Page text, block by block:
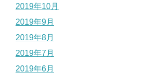
2019年10月
2019年9月
2019年8月
2019年7月
2019年6月